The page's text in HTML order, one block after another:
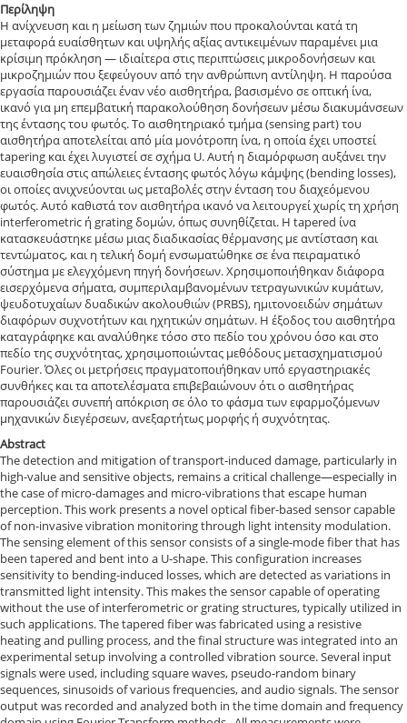
Περίληψη
Η ανίχνευση και η μείωση των ζημιών που προκαλούνται κατά τη
μεταφορά ευαίσθητων και υψηλής αξίας αντικειμένων παραμένει μια
κρίσιμη πρόκληση — ιδιαίτερα στις περιπτώσεις μικροδονήσεων και
μικροζημιών που ξεφεύγουν από την ανθρώπινη αντίληψη. Η παρούσα
εργασία παρουσιάζει έναν νέο αισθητήρα, βασισμένο σε οπτική ίνα,
ικανό για μη επεμβατική παρακολούθηση δονήσεων μέσω διακυμάνσεων
της έντασης του φωτός. To αισθητηριακό τμήμα (sensing part) του
αισθητήρα αποτελείται από μία μονότροπη ίνα, η οποία έχει υποστεί
tapering και έχει λυγιστεί σε σχήμα U. Αυτή η διαμόρφωση αυξάνει την
ευαισθησία στις απώλειες έντασης φωτός λόγω κάμψης (bending losses),
οι οποίες ανιχνεύονται ως μεταβολές στην ένταση του διαχεόμενου
φωτός. Αυτό καθιστά τον αισθητήρα ικανό να λειτουργεί χωρίς τη χρήση
interferometric ή grating δομών, όπως συνηθίζεται. Η tapered ίνα
κατασκευάστηκε μέσω μιας διαδικασίας θέρμανσης με αντίσταση και
τεντώματος, και η τελική δομή ενσωματώθηκε σε ένα πειραματικό
σύστημα με ελεγχόμενη πηγή δονήσεων. Χρησιμοποιήθηκαν διάφορα
εισερχόμενα σήματα, συμπεριλαμβανομένων τετραγωνικών κυμάτων,
ψευδοτυχαίων δυαδικών ακολουθιών (PRBS), ημιτονοειδών σημάτων
διαφόρων συχνοτήτων και ηχητικών σημάτων. Η έξοδος του αισθητήρα
καταγράφηκε και αναλύθηκε τόσο στο πεδίο του χρόνου όσο και στο
πεδίο της συχνότητας, χρησιμοποιώντας μεθόδους μετασχηματισμού
Fourier. Όλες οι μετρήσεις πραγματοποιήθηκαν υπό εργαστηριακές
συνθήκες και τα αποτελέσματα επιβεβαιώνουν ότι ο αισθητήρας
παρουσιάζει συνεπή απόκριση σε όλο το φάσμα των εφαρμοζόμενων
μηχανικών διεγέρσεων, ανεξαρτήτως μορφής ή συχνότητας.
Abstract
The detection and mitigation of transport-induced damage, particularly in
high-value and sensitive objects, remains a critical challenge—especially in
the case of micro-damages and micro-vibrations that escape human
perception. This work presents a novel optical fiber-based sensor capable
of non-invasive vibration monitoring through light intensity modulation.
The sensing element of this sensor consists of a single-mode fiber that has
been tapered and bent into a U-shape. This configuration increases
sensitivity to bending-induced losses, which are detected as variations in
transmitted light intensity. This makes the sensor capable of operating
without the use of interferometric or grating structures, typically utilized in
such applications. The tapered fiber was fabricated using a resistive
heating and pulling process, and the final structure was integrated into an
experimental setup involving a controlled vibration source. Several input
signals were used, including square waves, pseudo-random binary
sequences, sinusoids of various frequencies, and audio signals. The sensor
output was recorded and analyzed both in the time domain and frequency